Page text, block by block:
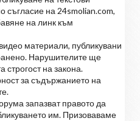
съгласие на 24smolian.com,
на линк към
материали, публикувани
Нарушителите ще
строгост на закона.
за съдържанието на
запазват правото да
им. Призоваваме